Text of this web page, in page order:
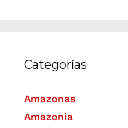
Categorías
Amazonas
Amazonia